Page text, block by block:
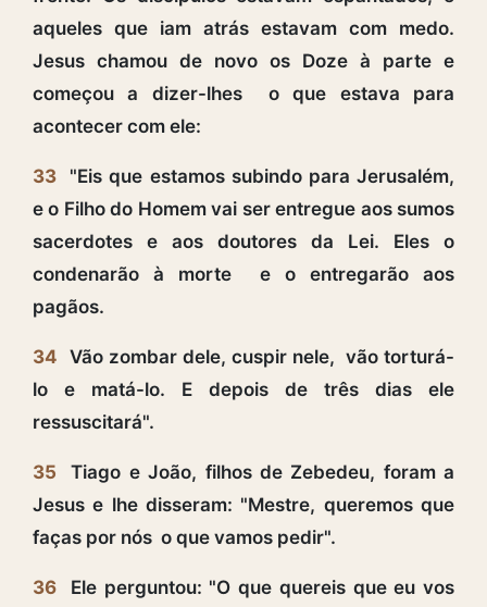
aqueles que iam atrás estavam com medo.
Jesus chamou de novo os Doze à parte e
começou a dizer-lhes o que estava para
acontecer com ele:
33
"Eis que estamos subindo para Jerusalém,
e o Filho do Homem vai ser entregue aos sumos
sacerdotes e aos doutores da Lei. Eles o
condenarão à morte e o entregarão aos
pagãos.
34 Vão zombar dele, cuspir nele, vão torturá-
lo e matá-lo. E depois de três dias ele
ressuscitará".
35
Tiago e João, filhos de Zebedeu, foram a
Jesus e lhe disseram: "Mestre, queremos que
faças por nós o que vamos pedir".
36
Ele perguntou: "O que quereis que eu vos